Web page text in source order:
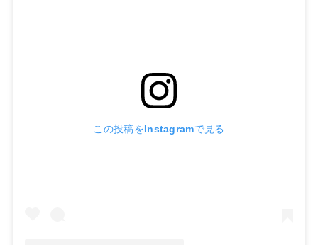
この投稿をInstagramで見る